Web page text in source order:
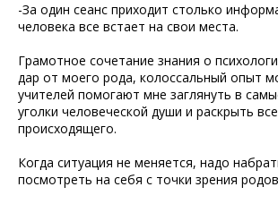
-За один сеанс приходит столько
человека все встает на свои места.
Грамотное сочетание знания о
дар от моего рода, колоссальный опыт
учителей помогают мне заглянуть в
уголки человеческой души и раскрыть
происходящего.
Когда ситуация не меняется, надо
посмотреть на себя с точки зрения